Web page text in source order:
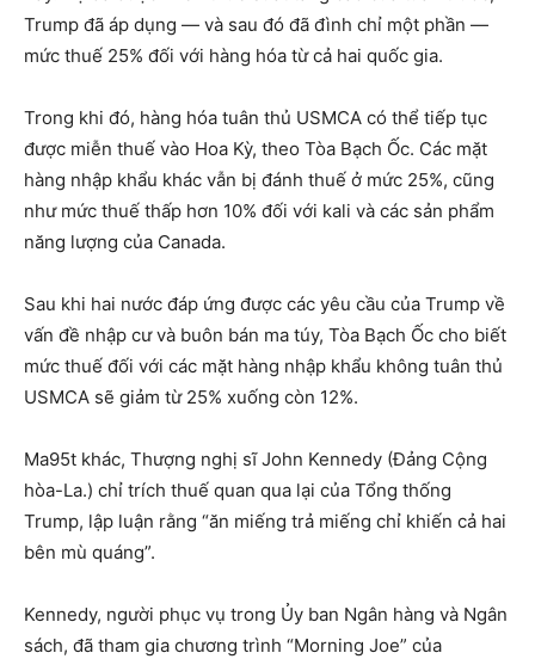
Trump đã áp dụng — và sau đó đã đình chỉ một phần —
mức thuế 25% đối với hàng hóa từ cả hai quốc gia.
Trong khi đó, hàng hóa tuân thủ USMCA có thể tiếp tục
được miễn thuế vào Hoa Kỳ, theo Tòa Bạch Ốc. Các mặt
hàng nhập khẩu khác vẫn bị đánh thuế ở mức 25%, cũng
như mức thuế thấp hơn 10% đối với kali và các sản phẩm
năng lượng của Canada.
Sau khi hai nước đáp ứng được các yêu cầu của Trump về
vấn đề nhập cư và buôn bán ma túy, Tòa Bạch Ốc cho biết
mức thuế đối với các mặt hàng nhập khẩu không tuân thủ
USMCA sẽ giảm từ 25% xuống còn 12%.
Ma95t khác, Thượng nghị sĩ John Kennedy (Đảng Cộng
hòa-La.) chỉ trích thuế quan qua lại của Tổng thống
Trump, lập luận rằng “ăn miếng trả miếng chỉ khiến cả hai
bên mù quáng”.
Kennedy, người phục vụ trong Ủy ban Ngân hàng và Ngân
sách, đã tham gia chương trình “Morning Joe” của